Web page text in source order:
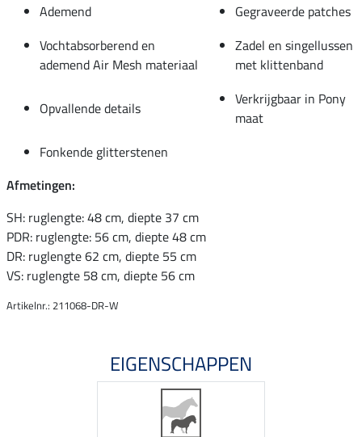
Ademend
Gegraveerde patches
Vochtabsorberend en
ademend Air Mesh materiaal
Zadel en singellussen
met klittenband
Opvallende details
Verkrijgbaar in Pony
maat
Fonkende glitterstenen
Afmetingen:
SH: ruglengte: 48 cm, diepte 37 cm
PDR: ruglengte: 56 cm, diepte 48 cm
DR: ruglengte 62 cm, diepte 55 cm
VS: ruglengte 58 cm, diepte 56 cm
Artikelnr.: 211068-DR-W
EIGENSCHAPPEN